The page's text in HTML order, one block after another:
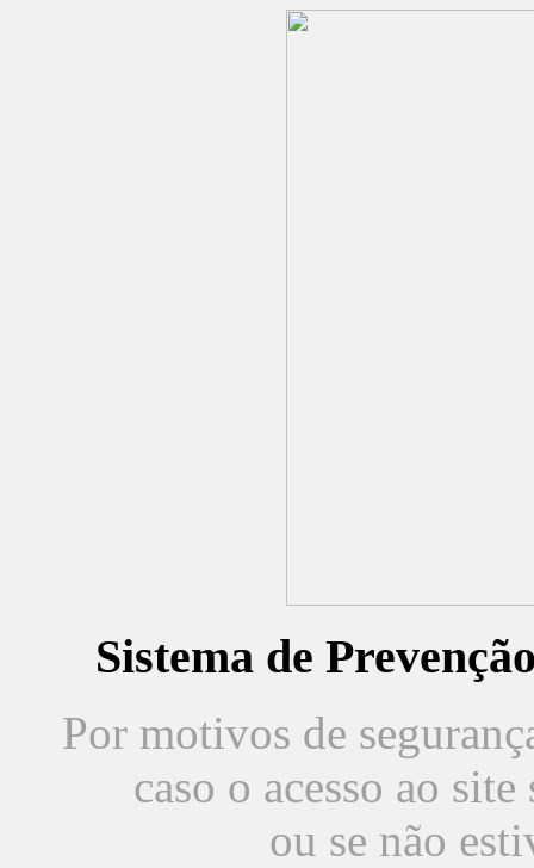
Sistema de
Por motivos de
caso o acesso ao
ou se não